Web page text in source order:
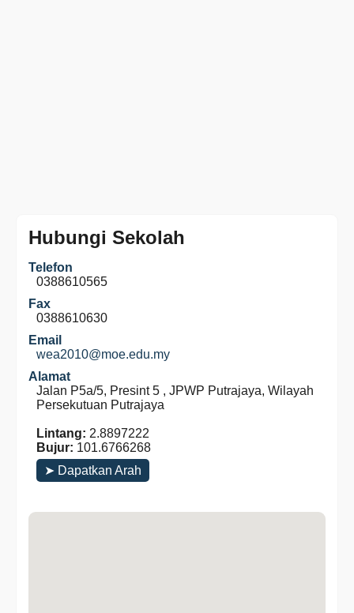
Hubungi Sekolah
Telefon
0388610565
Fax
0388610630
Email
wea2010@moe.edu.my
Alamat
Jalan P5a/5, Presint 5 , JPWP Putrajaya, Wilayah
Persekutuan Putrajaya
Lintang: 2.8897222
Bujur: 101.6766268
➤ Dapatkan Arah